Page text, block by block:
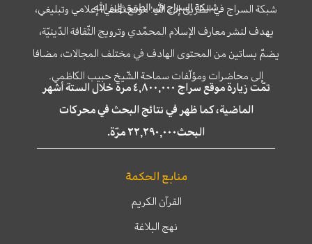
شبكة السراج في الطريق إلى الله
شبكة السراج في الطريق إلى الله؛ موقع ثقافي، إعلامي وتبليغي،
يهدف لنشر معارف الإسلام المحمّدي وترويج الثّقافة الدّينيّة،
يضمّ بساتين من المحتوى الهادف في مختلف المجالات، مضافا
إلى محاضرات ومؤلّفات سماحة الشّيخ حبيب الكاظمي.
تمّت زيارة موقع سراج ٤,٨٠٠,٠٠٠ مرة خلال الستة أشهر
الماضية، كما ظهر في نتائج البحث في محركات
البحث٢٢,٢٩٠,٠٠٠ مرّة.
منابع الحكمة
القرآن الكريم
نهج البلاغة